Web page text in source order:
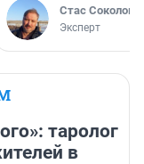
Стас Соколов
Эксперт
таролог
в